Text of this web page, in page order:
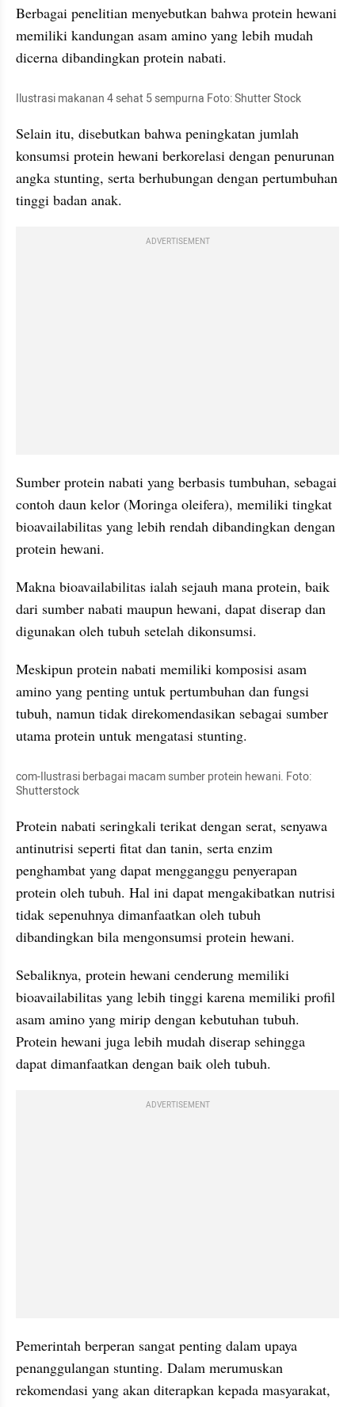
Berbagai penelitian menyebutkan bahwa protein hewani
memiliki kandungan asam amino yang lebih mudah
dicerna dibandingkan protein nabati.
Ilustrasi makanan 4 sehat 5 sempurna Foto: Shutter Stock
Selain itu, disebutkan bahwa peningkatan jumlah
konsumsi protein hewani berkorelasi dengan penurunan
angka stunting, serta berhubungan dengan pertumbuhan
tinggi badan anak.
ADVERTISEMENT
Sumber protein nabati yang berbasis tumbuhan, sebagai
contoh daun kelor (Moringa oleifera), memiliki tingkat
bioavailabilitas yang lebih rendah dibandingkan dengan
protein hewani.
Makna bioavailabilitas ialah sejauh mana protein, baik
dari sumber nabati maupun hewani, dapat diserap dan
digunakan oleh tubuh setelah dikonsumsi.
Meskipun protein nabati memiliki komposisi asam
amino yang penting untuk pertumbuhan dan fungsi
tubuh, namun tidak direkomendasikan sebagai sumber
utama protein untuk mengatasi stunting.
com-Ilustrasi berbagai macam sumber protein hewani. Foto:
Shutterstock
Protein nabati seringkali terikat dengan serat, senyawa
antinutrisi seperti fitat dan tanin, serta enzim
penghambat yang dapat mengganggu penyerapan
protein oleh tubuh. Hal ini dapat mengakibatkan nutrisi
tidak sepenuhnya dimanfaatkan oleh tubuh
dibandingkan bila mengonsumsi protein hewani.
Sebaliknya, protein hewani cenderung memiliki
bioavailabilitas yang lebih tinggi karena memiliki profil
asam amino yang mirip dengan kebutuhan tubuh.
Protein hewani juga lebih mudah diserap sehingga
dapat dimanfaatkan dengan baik oleh tubuh.
ADVERTISEMENT
Pemerintah berperan sangat penting dalam upaya
penanggulangan stunting. Dalam merumuskan
rekomendasi yang akan diterapkan kepada masyarakat,